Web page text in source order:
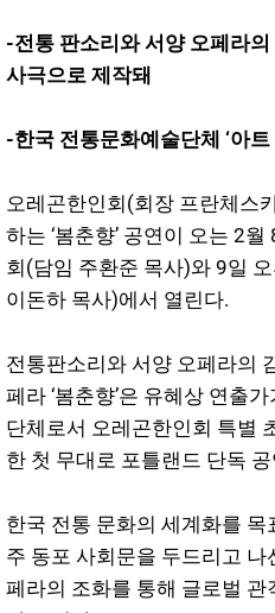
-전통 판소리와 서양 오페라
사극으로 제작돼
-한국 전통문화예술단체 ‘아
오레곤한인회(회장 프란체스
하는 ‘봄춘향’ 공연이 오는 2
회(담임 주환준 목사)와 9일
이돈하 목사)에서 열린다.
전통판소리와 서양 오페라의
페라 ‘봄춘향’은 유혜상 연출
단체로서 오레곤한인회 특별
한 첫 무대로 포틀랜드 단독
한국 전통 문화의 세계화를
주 동포 사회문을 두드리고 나
페라의 조화를 통해 글로벌